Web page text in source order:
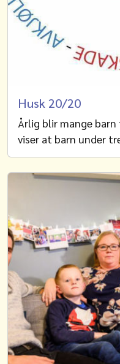
Husk 20/20
Årlig blir mange barn
viser at barn under